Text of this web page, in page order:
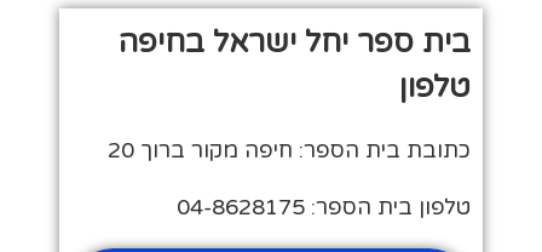
בית ספר יחל ישראל בחיפה
טלפון
כתובת בית הספר: חיפה מקור ברוך 20
טלפון בית הספר: 04-8628175